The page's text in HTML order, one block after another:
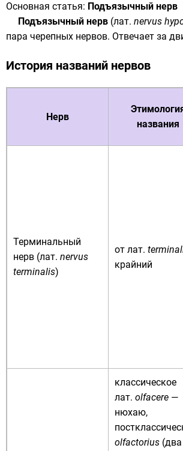
Основная статья: Подъязычный нерв
Подъязычный нерв (лат. nervus
пара черепных нервов. Отвечает за
История названий нервов
Нерв
названия
Терминальный
нерв (лат. nervus
terminalis)
от лат.
крайний
классическое
лат. olfacere —
нюхаю,
olfactorius (два